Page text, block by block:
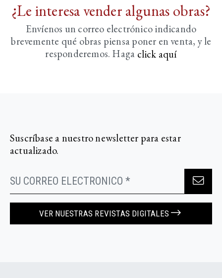
¿Le interesa vender algunas obras?
Envíenos un correo electrónico indicando
brevemente qué obras piensa poner en venta, y le
responderemos. Haga click aquí­
Suscríbase a nuestro newsletter para estar
actualizado.
VER NUESTRAS REVISTAS DIGITALES